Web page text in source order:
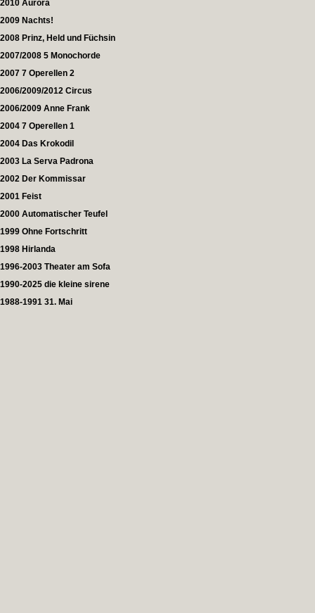
2010 Aurora
2009 Nachts!
2008 Prinz, Held und Füchsin
2007/2008 5 Monochorde
2007 7 Operellen 2
2006/2009/2012 Circus
2006/2009 Anne Frank
2004 7 Operellen 1
2004 Das Krokodil
2003 La Serva Padrona
2002 Der Kommissar
2001 Feist
2000 Automatischer Teufel
1999 Ohne Fortschritt
1998 Hirlanda
1996-2003 Theater am Sofa
1990-2025 die kleine sirene
1988-1991 31. Mai